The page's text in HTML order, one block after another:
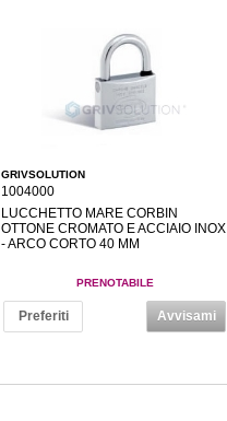
GRIVSOLUTION
1004000
LUCCHETTO MARE CORBIN
OTTONE CROMATO E ACCIAIO INOX
- ARCO CORTO 40 MM
PRENOTABILE
Preferiti Avvisami